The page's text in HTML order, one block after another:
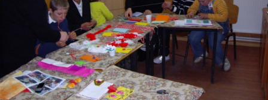
2020
2019